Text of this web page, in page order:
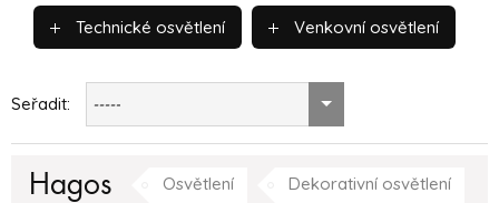
Technické osvětlení Venkovní osvětlení
Seřadit: -----
Hagos Osvětlení Dekorativní osvětlení